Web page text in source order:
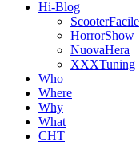
Hi-Blog
ScooterFacile
HorrorShow
NuovaHera
XXXTuning
Who
Where
Why
What
CHT